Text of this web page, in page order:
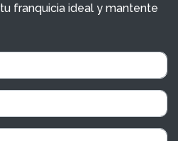
franquicia ideal y mantente